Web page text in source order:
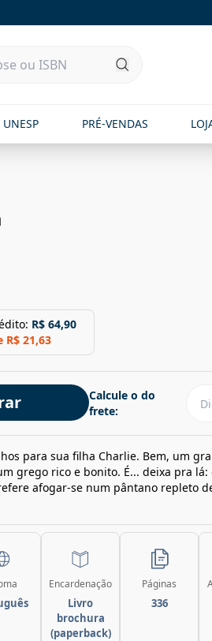
PRÉ-VENDAS
R$ 64,90
R$ 21,63
Calcule o do
frete:
para sua filha Charlie. Bem, um
grego rico e bonito. É... deixa pra
afogar-se num pântano repleto
Encardenação
Livro
brochura
(paperback)
Páginas
336